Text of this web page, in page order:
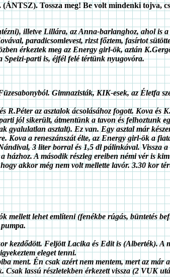
Tossza meg! Be volt mindenki tojva,
illetve Lillára, az Anna-barlanghoz, ahol is a
paradicsomlevest, rizst főztem, fasírtot
érkeztek meg az Energy girl-ök, aztán
parti is, éjfél felé tértünk nyugovóra.
Gimnazisták, KIK-esek, az Életfa
az asztalok ácsolásához fogott. Kova és
jól sikerült, átmentünk a tavon és felhoztunk
gyalulatlan asztalt). Ez van. Egy asztal már
a reneszánszát élte, az Energy girl-ök a
3 liter borral és 1,5 dl pálinkával. Vissza
házhoz. A második részleg ereiben némi vér is
akkor még nem volt mellette lavór. 3.30 kor
mellett lehet említeni (fenékbe rúgás, büntetés
kezdődött. Feljött Lacika és Edit is (Alberték).
eleget tenni.
ment. Én csak azért nem mentem, mert az
lassú részletekben érkezett vissza (2 VUK